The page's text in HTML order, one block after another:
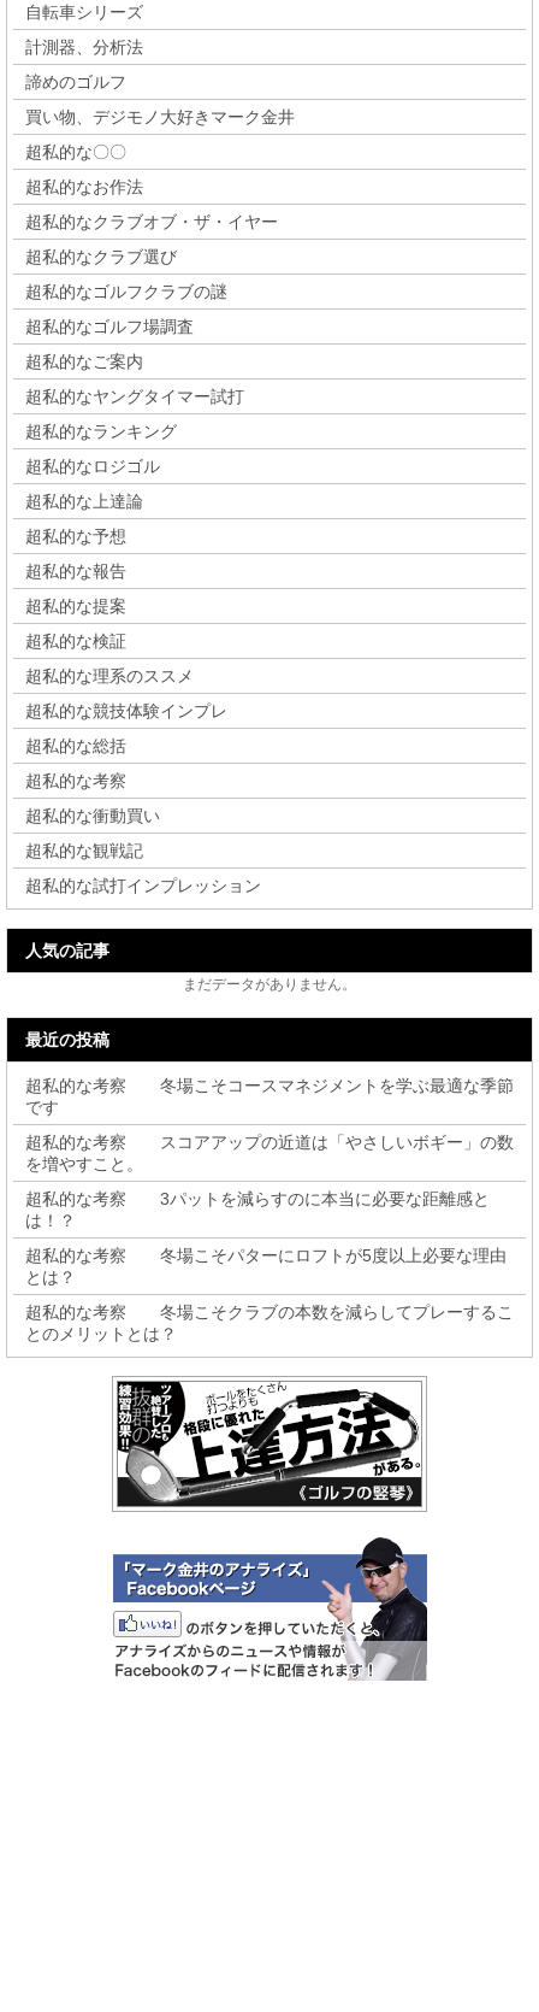
自転車シリーズ
計測器、分析法
諦めのゴルフ
買い物、デジモノ大好きマーク金井
超私的な〇〇
超私的なお作法
超私的なクラブオブ・ザ・イヤー
超私的なクラブ選び
超私的なゴルフクラブの謎
超私的なゴルフ場調査
超私的なご案内
超私的なヤングタイマー試打
超私的なランキング
超私的なロジゴル
超私的な上達論
超私的な予想
超私的な報告
超私的な提案
超私的な検証
超私的な理系のススメ
超私的な競技体験インプレ
超私的な総括
超私的な考察
超私的な衝動買い
超私的な観戦記
超私的な試打インプレッション
人気の記事
まだデータがありません。
最近の投稿
超私的な考察 冬場こそコースマネジメントを学ぶ最適な季節
です
超私的な考察 スコアアップの近道は「やさしいボギー」の数
を増やすこと。
超私的な考察 3パットを減らすのに本当に必要な距離感と
は！？
超私的な考察 冬場こそパターにロフトが5度以上必要な理由
とは？
超私的な考察 冬場こそクラブの本数を減らしてプレーするこ
とのメリットとは？